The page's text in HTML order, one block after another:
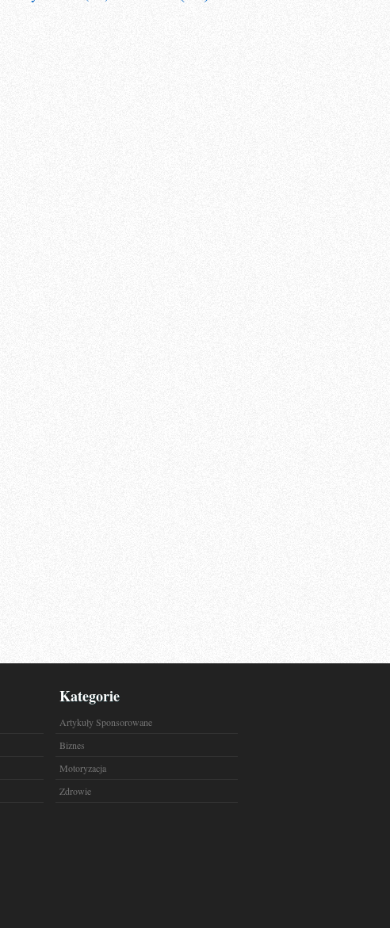
Kategorie
Artykuły Sponsorowane
Biznes
Motoryzacja
Zdrowie